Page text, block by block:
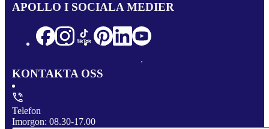
APOLLO I SOCIALA MEDIER
KONTAKTA OSS
Telefon
Imorgon: 08.30-17.00